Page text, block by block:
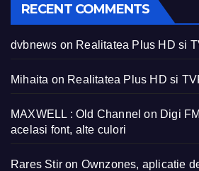
RECENT COMMENTS
dvbnews on Realitatea Plus HD si
Mihaita on Realitatea Plus HD si
MAXWELL : Old Channel on Digi
acelasi font, alte culori
Rares Stir on Ownzones, aplicatie